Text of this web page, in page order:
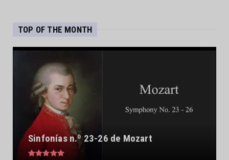
TOP OF THE MONTH
Sinfonías n.º 23-26 de Mozart